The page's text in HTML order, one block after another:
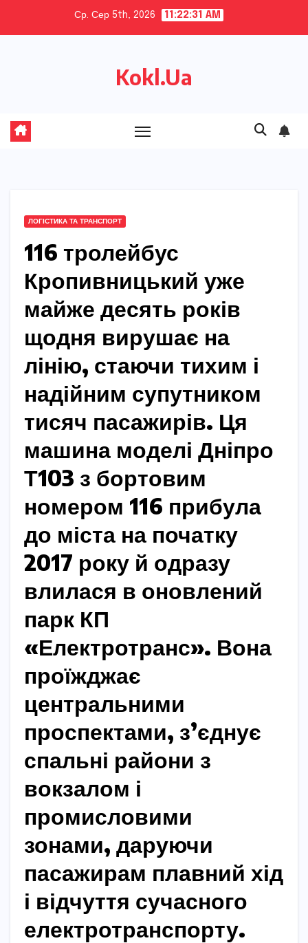
Ср. Сер 5th, 2026 11:22:32 AM
Kokl.Ua
ЛОГІСТИКА ТА ТРАНСПОРТ
116 тролейбус
Кропивницький уже
майже десять років
щодня вирушає на
лінію, стаючи тихим і
надійним супутником
тисяч пасажирів. Ця
машина моделі Дніпро
Т103 з бортовим
номером 116 прибула
до міста на початку
2017 року й одразу
влилася в оновлений
парк КП
«Електротранс». Вона
проїжджає
центральними
проспектами, з’єднує
спальні райони з
вокзалом і
промисловими
зонами, даруючи
пасажирам плавний хід
і відчуття сучасного
електротранспорту.